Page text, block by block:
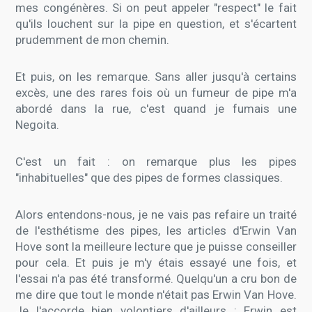
mes congénères. Si on peut appeler "respect" le fait
qu'ils louchent sur la pipe en question, et s'écartent
prudemment de mon chemin.
Et puis, on les remarque. Sans aller jusqu'à certains
excès, une des rares fois où un fumeur de pipe m'a
abordé dans la rue, c'est quand je fumais une
Negoita.
C'est un fait : on remarque plus les pipes
"inhabituelles" que des pipes de formes classiques.
Alors entendons-nous, je ne vais pas refaire un traité
de l'esthétisme des pipes, les articles d'Erwin Van
Hove sont la meilleure lecture que je puisse conseiller
pour cela. Et puis je m'y étais essayé une fois, et
l'essai n'a pas été transformé. Quelqu'un a cru bon de
me dire que tout le monde n'était pas Erwin Van Hove.